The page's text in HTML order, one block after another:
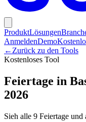
ProduktLösungen
AnmeldenDemo
← Zurück zu den Tools
Kostenloses Tool
Feiertage in
2026
Sieh alle 9 Feiertage